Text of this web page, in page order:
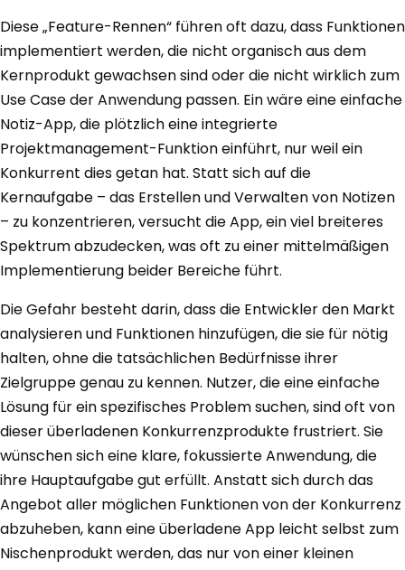
Diese „Feature-Rennen“ führen oft dazu, dass Funktionen
implementiert werden, die nicht organisch aus dem
Kernprodukt gewachsen sind oder die nicht wirklich zum
Use Case der Anwendung passen. Ein wäre eine einfache
Notiz-App, die plötzlich eine integrierte
Projektmanagement-Funktion einführt, nur weil ein
Konkurrent dies getan hat. Statt sich auf die
Kernaufgabe – das Erstellen und Verwalten von Notizen
– zu konzentrieren, versucht die App, ein viel breiteres
Spektrum abzudecken, was oft zu einer mittelmäßigen
Implementierung beider Bereiche führt.
Die Gefahr besteht darin, dass die Entwickler den Markt
analysieren und Funktionen hinzufügen, die sie für nötig
halten, ohne die tatsächlichen Bedürfnisse ihrer
Zielgruppe genau zu kennen. Nutzer, die eine einfache
Lösung für ein spezifisches Problem suchen, sind oft von
dieser überladenen Konkurrenzprodukte frustriert. Sie
wünschen sich eine klare, fokussierte Anwendung, die
ihre Hauptaufgabe gut erfüllt. Anstatt sich durch das
Angebot aller möglichen Funktionen von der Konkurrenz
abzuheben, kann eine überladene App leicht selbst zum
Nischenprodukt werden, das nur von einer kleinen